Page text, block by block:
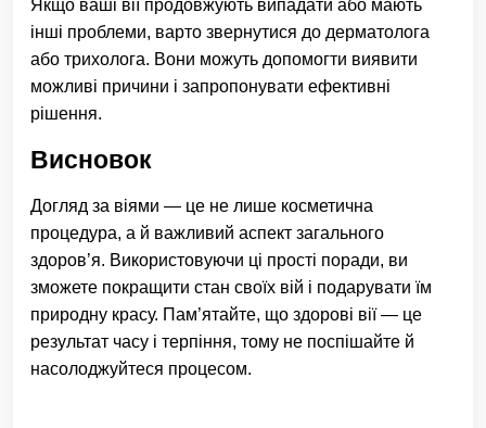
Якщо ваші вії продовжують випадати або мають
інші проблеми, варто звернутися до дерматолога
або трихолога. Вони можуть допомогти виявити
можливі причини і запропонувати ефективні
рішення.
Висновок
Догляд за віями — це не лише косметична
процедура, а й важливий аспект загального
здоров’я. Використовуючи ці прості поради, ви
зможете покращити стан своїх вій і подарувати їм
природну красу. Пам’ятайте, що здорові вії — це
результат часу і терпіння, тому не поспішайте й
насолоджуйтеся процесом.